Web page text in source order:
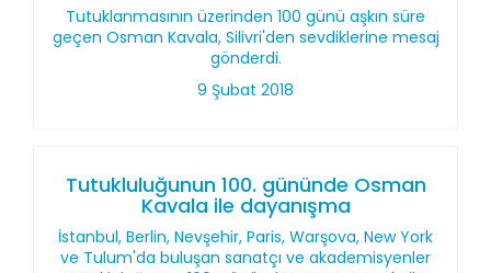
Tutuklanmasının üzerinden 100 günü aşkın süre
geçen Osman Kavala, Silivri'den sevdiklerine mesaj
gönderdi.
9 Şubat 2018
Tutukluluğunun 100. gününde Osman
Kavala ile dayanışma
İstanbul, Berlin, Nevşehir, Paris, Warşova, New York
ve Tulum'da buluşan sanatçı ve akademisyenler